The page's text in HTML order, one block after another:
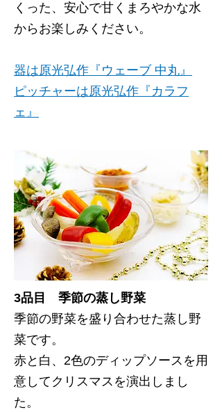
くった、安心で甘くまろやかな水
からお楽しみください。
器は原光弘作『ウェーブ 中丸』
ピッチャーは原光弘作『カラフ
ェ』
3品目 季節の蒸し野菜
季節の野菜を盛り合わせた蒸し野
菜です。
赤と白、2色のディップソースを用
意してクリスマスを演出しまし
た。